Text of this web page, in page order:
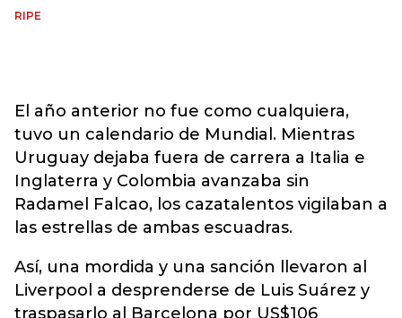
RIPE
El año anterior no fue como cualquiera,
tuvo un calendario de Mundial. Mientras
Uruguay dejaba fuera de carrera a Italia e
Inglaterra y Colombia avanzaba sin
Radamel Falcao, los cazatalentos vigilaban a
las estrellas de ambas escuadras.
Así, una mordida y una sanción llevaron al
Liverpool a desprenderse de Luis Suárez y
traspasarlo al Barcelona por US$106